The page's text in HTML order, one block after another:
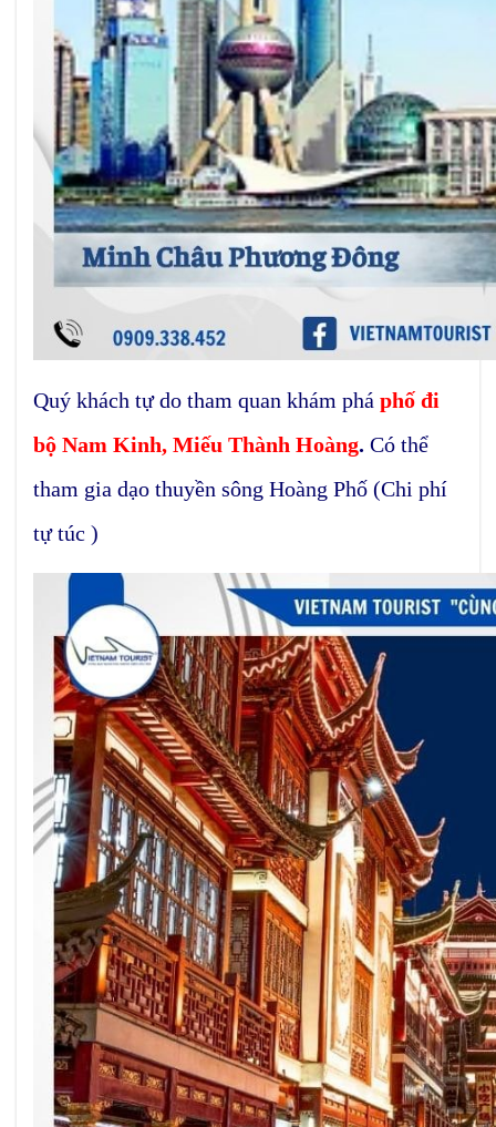
Quý khách tự do tham quan khám phá phố đi
bộ Nam Kinh, Miếu Thành Hoàng. Có thể
tham gia dạo thuyền sông Hoàng Phố (Chi phí
tự túc )